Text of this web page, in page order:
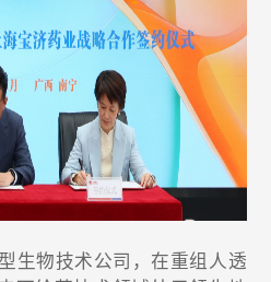
生物技术公司，在重组人透